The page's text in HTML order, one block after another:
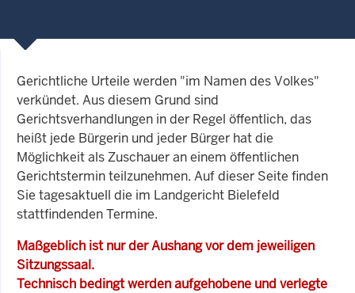
Gerichtliche Urteile werden "im Namen des Volkes"
verkündet. Aus diesem Grund sind
Gerichtsverhandlungen in der Regel öffentlich, das
heißt jede Bürgerin und jeder Bürger hat die
Möglichkeit als Zuschauer an einem öffentlichen
Gerichtstermin teilzunehmen. Auf dieser Seite finden
Sie tagesaktuell die im Landgericht Bielefeld
stattfindenden Termine.
Maßgeblich ist nur der Aushang vor dem jeweiligen
Sitzungssaal.
Technisch bedingt werden aufgehobene und verlegte